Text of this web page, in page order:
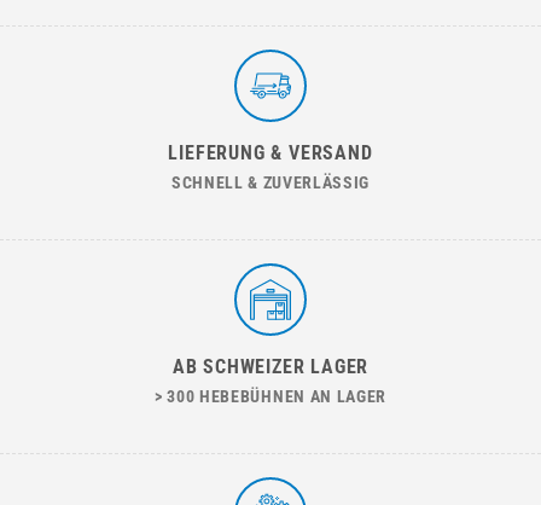
LIEFERUNG & VERSAND
SCHNELL & ZUVERLÄSSIG
AB SCHWEIZER LAGER
> 300 HEBEBÜHNEN AN LAGER